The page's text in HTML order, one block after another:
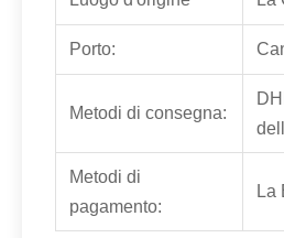
Porto:
Metodi di consegna:
Metodi di
pagamento:
La